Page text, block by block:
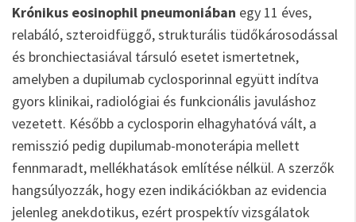
Krónikus eosinophil pneumoniában egy 11 éves,
relabáló, szteroidfüggő, strukturális tüdőkárosodással
és bronchiectasiával társuló esetet ismertetnek,
amelyben a dupilumab cyclosporinnal együtt indítva
gyors klinikai, radiológiai és funkcionális javuláshoz
vezetett. Később a cyclosporin elhagyhatóvá vált, a
remisszió pedig dupilumab-monoterápia mellett
fennmaradt, mellékhatások említése nélkül. A szerzők
hangsúlyozzák, hogy ezen indikációkban az evidencia
jelenleg anekdotikus, ezért prospektív vizsgálatok